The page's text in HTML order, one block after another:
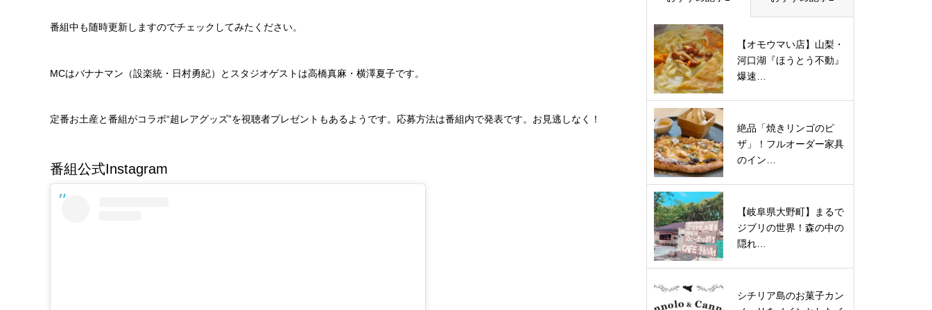
番組中も随時更新しますのでチェックしてみたください。
MCはバナナマン（設楽統・日村勇紀）とスタジオゲストは高橋真麻・横澤夏子です。
定番お土産と番組がコラボ“超レアグッズ”を視聴者プレゼントもあるようです。応募方法は番組内で発表です。お見逃しなく！
番組公式Instagram
【オモウマい店】山梨・
河口湖『ほうとう不動』
爆速…
絶品「焼きリンゴのピ
ザ」！フルオーダー家具
のイン…
【岐阜県大野町】まるで
ジブリの世界！森の中の
隠れ…
シチリア島のお菓子カン